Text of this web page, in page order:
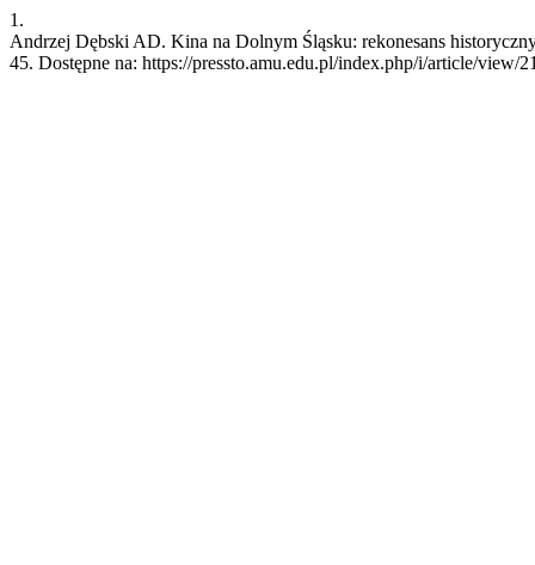
1.
Andrzej Dębski AD. Kina na Dolnym Śląsku: rekonesans
45. Dostępne na: https://pressto.amu.edu.pl/index.php/i/article/view/